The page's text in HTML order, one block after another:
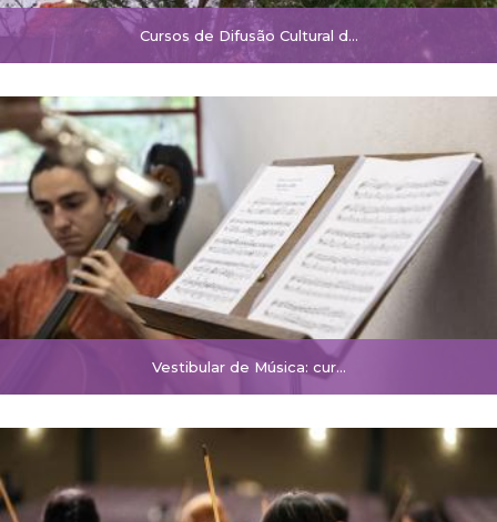
Cursos de Difusão Cultural d...
Vestibular de Música: cur...